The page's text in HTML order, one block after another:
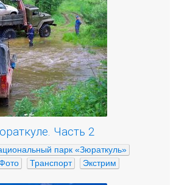
Часть 2
парк «Зюраткуль»
Транспорт Экстрим